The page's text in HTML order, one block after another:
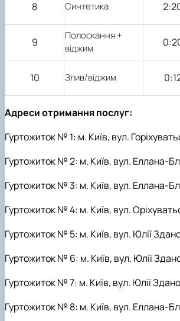
8 Синтетика
9
Полоскання +
віджим
10 Злив/віджим
Адреси отримання послуг:
Гуртожиток № 1: м. Київ, вул.
Гуртожиток № 2: м. Київ, вул. Еллана-
Гуртожиток № 3: м. Київ, вул. Еллана-
Гуртожиток № 4: м. Київ, вул.
Гуртожиток № 5: м. Київ, вул. Юлії
Гуртожиток № 6: м. Київ, вул. Юлії
Гуртожиток № 7: м. Київ, вул. Юлії
Гуртожиток № 8: м. Київ, вул. Еллана-